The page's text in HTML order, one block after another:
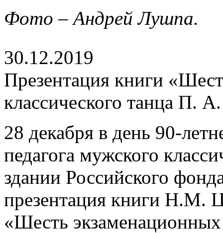
Фото – Андрей Лушпа.
30.12.2019
Презентация книги
классического танца П.
28 декабря в день 90-
педагога мужского
здании Российского
презентация книги Н.М.
«Шесть экзаменационных